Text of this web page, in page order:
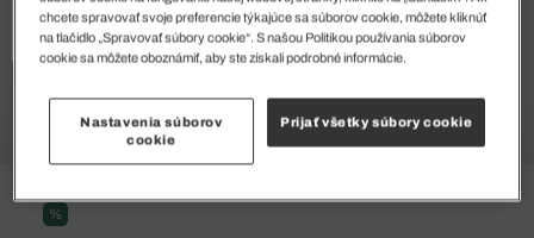
%
chcete spravovať svoje preferencie týkajúce sa súborov cookie, môžete kliknúť
na tlačidlo „Spravovať súbory cookie“. S našou Politikou používania súborov
cookie sa môžete oboznámiť, aby ste získali podrobné informácie.
Nastavenia súborov
cookie
Prijať všetky súbory cookie